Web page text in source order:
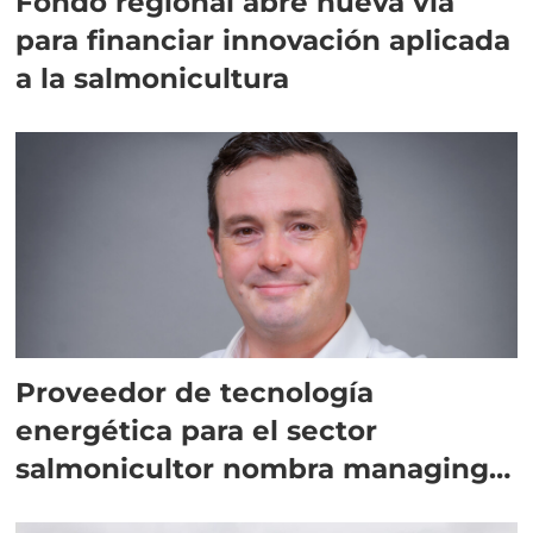
para financiar innovación aplicada
a la salmonicultura
Proveedor de tecnología
energética para el sector
salmonicultor nombra managing